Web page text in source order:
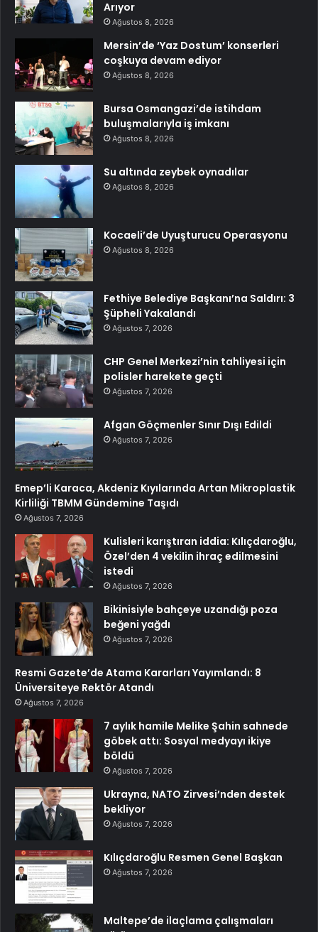
Arıyor
Ağustos 8, 2026
Mersin’de ‘Yaz Dostum’ konserleri
coşkuya devam ediyor
Ağustos 8, 2026
Bursa Osmangazi’de istihdam
buluşmalarıyla iş imkanı
Ağustos 8, 2026
Su altında zeybek oynadılar
Ağustos 8, 2026
Kocaeli’de Uyuşturucu Operasyonu
Ağustos 8, 2026
Fethiye Belediye Başkanı’na Saldırı: 3
Şüpheli Yakalandı
Ağustos 7, 2026
CHP Genel Merkezi’nin tahliyesi için
polisler harekete geçti
Ağustos 7, 2026
Afgan Göçmenler Sınır Dışı Edildi
Ağustos 7, 2026
Emep’li Karaca, Akdeniz Kıyılarında Artan Mikroplastik
Kirliliği TBMM Gündemine Taşıdı
Ağustos 7, 2026
Kulisleri karıştıran iddia: Kılıçdaroğlu,
Özel’den 4 vekilin ihraç edilmesini
istedi
Ağustos 7, 2026
Bikinisiyle bahçeye uzandığı poza
beğeni yağdı
Ağustos 7, 2026
Resmi Gazete’de Atama Kararları Yayımlandı: 8
Üniversiteye Rektör Atandı
Ağustos 7, 2026
7 aylık hamile Melike Şahin sahnede
göbek attı: Sosyal medyayı ikiye
böldü
Ağustos 7, 2026
Ukrayna, NATO Zirvesi’nden destek
bekliyor
Ağustos 7, 2026
Kılıçdaroğlu Resmen Genel Başkan
Ağustos 7, 2026
Maltepe’de ilaçlama çalışmaları